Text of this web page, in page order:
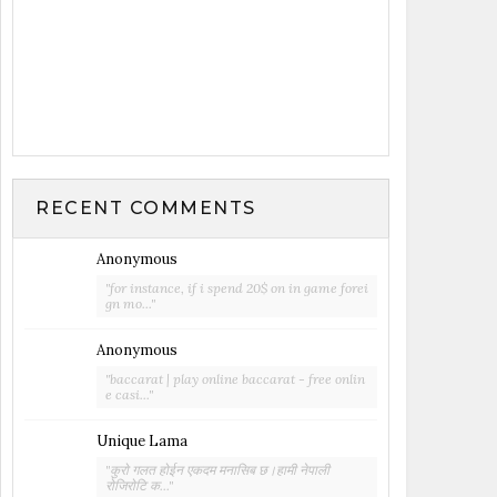
RECENT COMMENTS
Anonymous
"for instance, if i spend 20$ on in game forei
gn mo..."
Anonymous
"baccarat | play online baccarat - free onlin
e casi..."
Unique Lama
"कुरो गलत होईन एकदम मनासिब छ।हामी नेपाली
रोजिरोटि क..."